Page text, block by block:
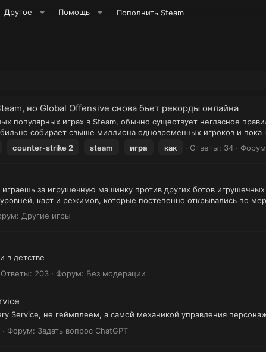
Другое Помощь Пополнить Steam
но Global Offensive снова бьет рекорды онлайна
популярных играх в Steam, обычно существует негласное
собирает свыше миллиона одновременных игроков и
counter-strike 2 steam игра как Ответы: 34
играешь за игрушечную машинку против других ботов
карт и режимов, которые постепенно открывались по
Другие игры
в детстве
Ответы: 203 Форум: Без модерации
Service, не геймплеем, а самой механикой управления
Форум: Задать вопрос ChatGPT